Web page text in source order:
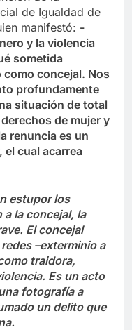
de Igualdad de
manifestó: -
y la violencia
sometida
concejal. Nos
profundamente
situación de total
de mujer y
renuncia es un
cual acarrea
estupor los
la concejal, la
El concejal
–exterminio a
traidora,
Es un acto
fotografía a
un delito que